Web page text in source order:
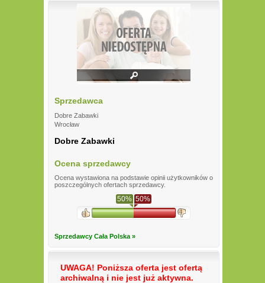
Sprzedawca
Dobre Zabawki
Wrocław
Dobre Zabawki
Ocena sprzedawcy
Ocena wystawiona na podstawie opinii użytkowników o
poszczególnych ofertach sprzedawcy.
50% 50%
Sprzedawcy Cała Polska »
UWAGA! Poniższa oferta jest ofertą
archiwalną i nie jest już aktywna.